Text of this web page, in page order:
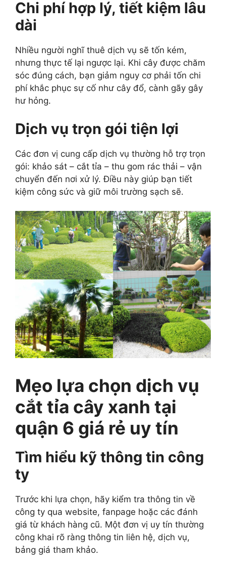
Chi phí hợp lý, tiết kiệm lâu
dài
Nhiều người nghĩ thuê dịch vụ sẽ tốn kém,
nhưng thực tế lại ngược lại. Khi cây được chăm
sóc đúng cách, bạn giảm nguy cơ phải tốn chi
phí khắc phục sự cố như cây đổ, cành gãy gây
hư hỏng.
Dịch vụ trọn gói tiện lợi
Các đơn vị cung cấp dịch vụ thường hỗ trợ trọn
gói: khảo sát – cắt tỉa – thu gom rác thải – vận
chuyển đến nơi xử lý. Điều này giúp bạn tiết
kiệm công sức và giữ môi trường sạch sẽ.
Mẹo lựa chọn dịch vụ
cắt tỉa cây xanh tại
quận 6 giá rẻ uy tín
Tìm hiểu kỹ thông tin công
ty
Trước khi lựa chọn, hãy kiểm tra thông tin về
công ty qua website, fanpage hoặc các đánh
giá từ khách hàng cũ. Một đơn vị uy tín thường
công khai rõ ràng thông tin liên hệ, dịch vụ,
bảng giá tham khảo.